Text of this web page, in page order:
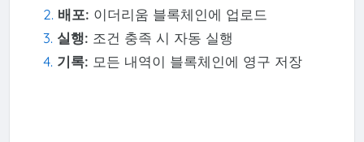
배포: 이더리움 블록체인에 업로드
실행: 조건 충족 시 자동 실행
기록: 모든 내역이 블록체인에 영구 저장